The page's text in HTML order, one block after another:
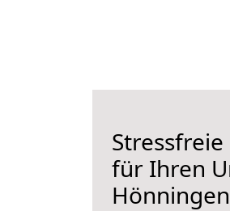
für Ihren
Hönningen